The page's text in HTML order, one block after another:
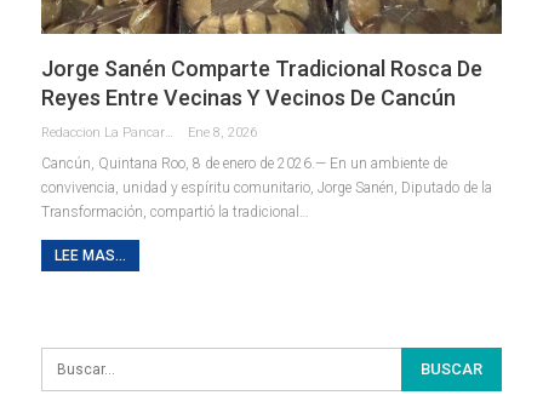
Jorge Sanén Comparte Tradicional Rosca De
Reyes Entre Vecinas Y Vecinos De Cancún
Redaccion La Pancarta De Quintana Roo Ene 8, 2026
Cancún, Quintana Roo, 8 de enero de 2026.— En un ambiente de
convivencia, unidad y espíritu comunitario, Jorge Sanén, Diputado de la
Transformación, compartió la tradicional …
LEE MAS...